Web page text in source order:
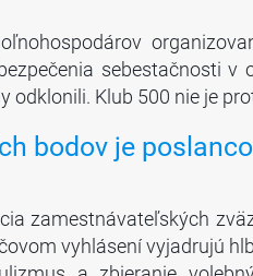
sebestačnosti
Klub 500 nie je
bodov je
zamestnávateľských
vyhlásení vyjadrujú